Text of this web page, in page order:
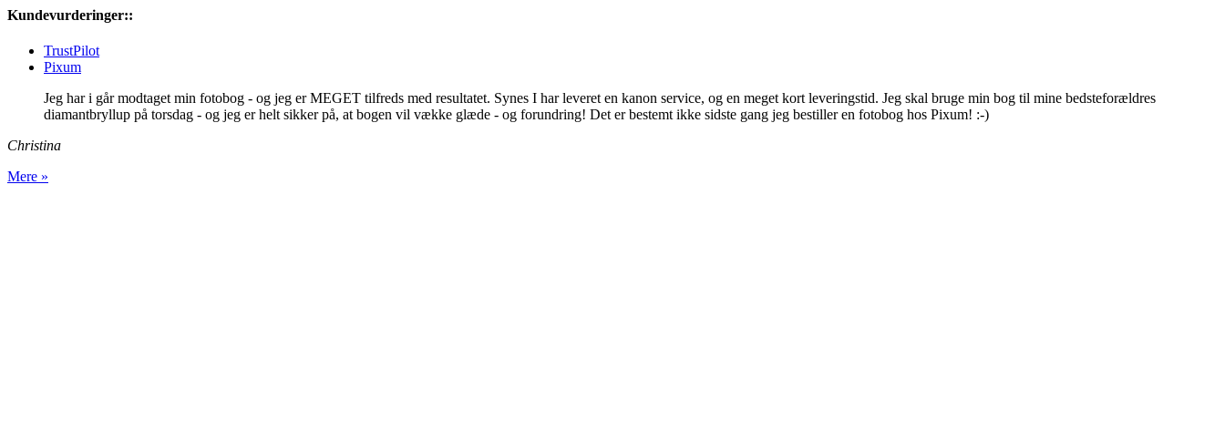
Kundevurderinger::
TrustPilot
Pixum
Jeg har i går modtaget min fotobog - og jeg er MEGET tilfreds med resultatet. Synes I har leveret en kanon service, og en meget kort leveringstid. Jeg skal bruge min bog til mine bedsteforældres
diamantbryllup på torsdag - og jeg er helt sikker på, at bogen vil vække glæde - og forundring! Det er bestemt ikke sidste gang jeg bestiller en fotobog hos Pixum! :-)
Christina
Mere »